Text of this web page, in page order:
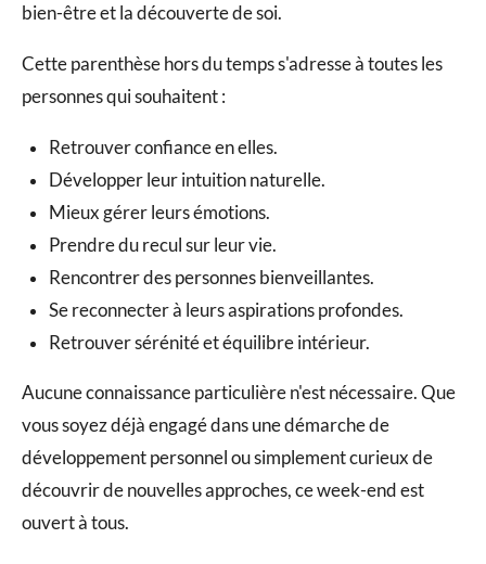
bien-être et la découverte de soi.
Cette parenthèse hors du temps s'adresse à toutes les
personnes qui souhaitent :
Retrouver confiance en elles.
Développer leur intuition naturelle.
Mieux gérer leurs émotions.
Prendre du recul sur leur vie.
Rencontrer des personnes bienveillantes.
Se reconnecter à leurs aspirations profondes.
Retrouver sérénité et équilibre intérieur.
Aucune connaissance particulière n'est nécessaire. Que
vous soyez déjà engagé dans une démarche de
développement personnel ou simplement curieux de
découvrir de nouvelles approches, ce week-end est
ouvert à tous.